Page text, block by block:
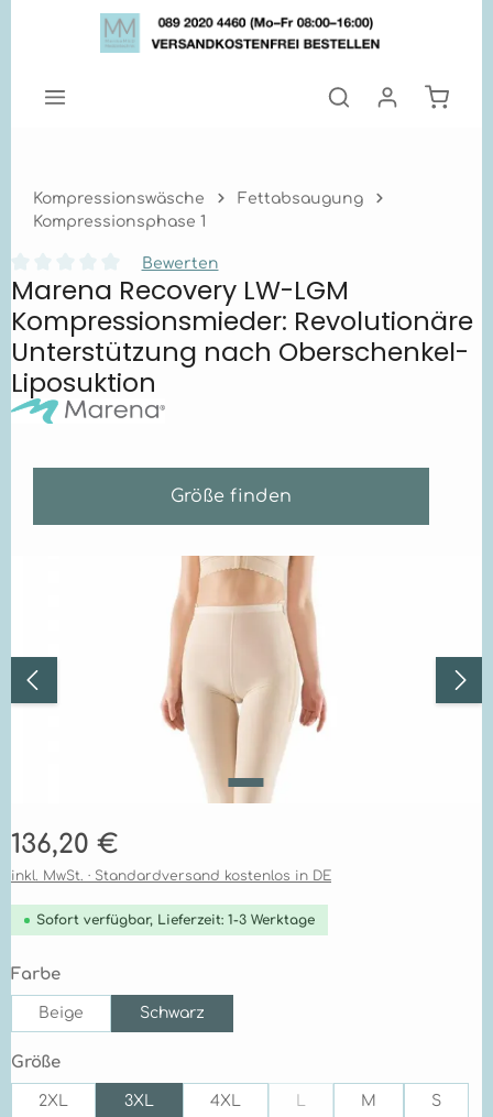
Zum Hauptinhalt springen
Kompressionswäsche
Fettabsaugung
Kompressionsphase 1
Durchschnittliche Bewertung von 0 von 5 Sternen
Bewerten
Marena Recovery LW-LGM
Kompressionsmieder: Revolutionäre
Unterstützung nach Oberschenkel-
Liposuktion
Größe finden
Bildergalerie überspringen
Regulärer Preis:
136,20 €
inkl. MwSt. · Standardversand kostenlos in DE
Sofort verfügbar, Lieferzeit: 1-3 Werktage
Farbeauswählen
Beige Schwarz
Größeauswählen
2XL 3XL 4XL L M S